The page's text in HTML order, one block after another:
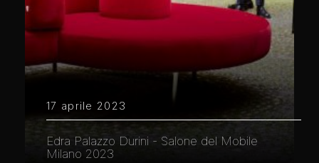
17 aprile 2023
Edra Palazzo Durini - Salone del Mobile
Milano 2023